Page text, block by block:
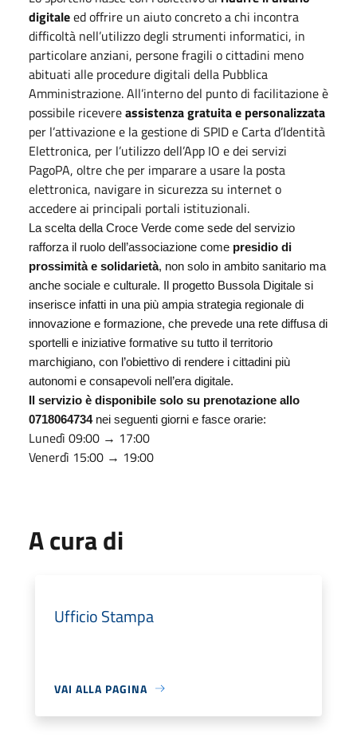
digitaleed offrire un aiuto concreto a chi incontra
difficoltà nell’utilizzo degli strumenti informatici, in
particolare anziani, persone fragili o cittadini meno
abituati alle procedure digitali della Pubblica
Amministrazione. All’interno del punto di facilitazione è
possibile ricevereassistenza gratuita e personalizzata
per l’attivazione e la gestione di SPID e Carta d’Identità
Elettronica, per l’utilizzo dell’App IO e dei servizi
PagoPA, oltre che per imparare a usare la posta
elettronica, navigare in sicurezza su internet o
accedere ai principali portali istituzionali.
La scelta della Croce Verde come sede del servizio
rafforza il ruolo dell’associazione come presidio di
prossimità e solidarietà, non solo in ambito sanitario ma
anche sociale e culturale. Il progetto Bussola Digitale si
inserisce infatti in una più ampia strategia regionale di
innovazione e formazione, che prevede una rete diffusa di
sportelli e iniziative formative su tutto il territorio
marchigiano, con l’obiettivo di rendere i cittadini più
autonomi e consapevoli nell’era digitale.
Il servizio è disponibile solo su prenotazione allo
0718064734 nei seguenti giorni e fasce orarie:
Lunedì 09:00 → 17:00
Venerdì 15:00 → 19:00
A cura di
Ufficio Stampa
VAI ALLA PAGINA